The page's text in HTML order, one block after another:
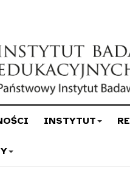
INSTYTUT